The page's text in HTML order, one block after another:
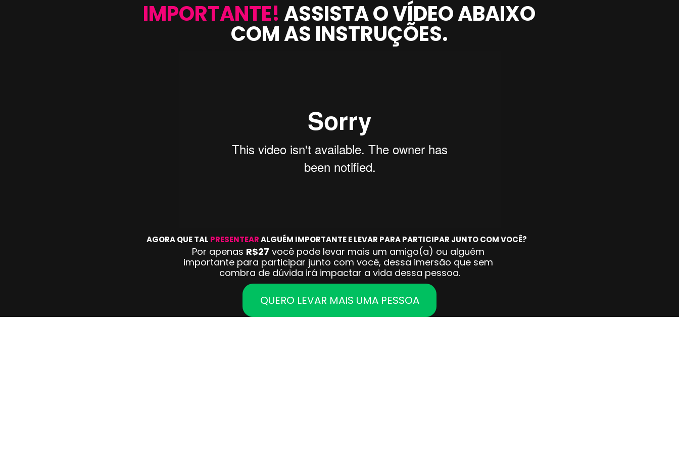
AGORA QUE TAL PRESENTEAR ALGUÉM IMPORTANTE E LEVAR PARA PARTICIPAR JUNTO COM VOCÊ?
Por apenas R$27 você pode levar mais um amigo(a) ou alguém
importante para participar junto com você, dessa imersão que sem
combra de dúvida irá impactar a vida dessa pessoa.
QUERO LEVAR MAIS UMA PESSOA
IMPORTANTE! ASSISTA O VÍDEO ABAIXO
COM AS INSTRUÇÕES.